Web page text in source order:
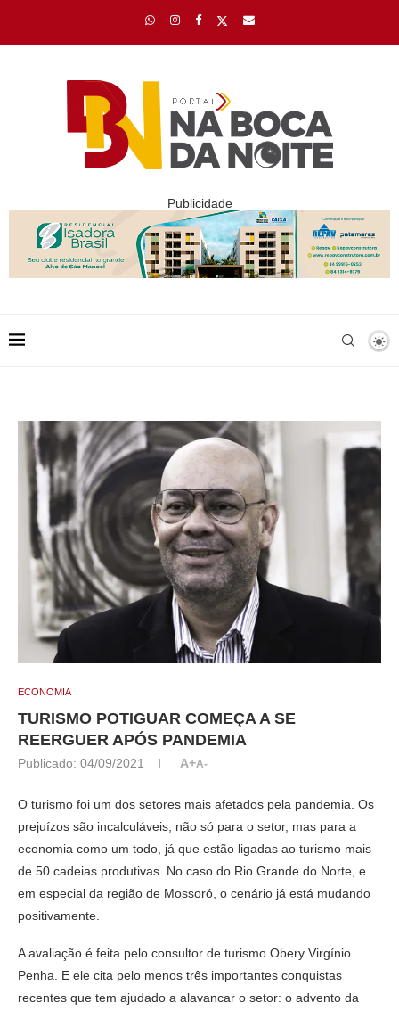
Publicidade
ECONOMIA
TURISMO POTIGUAR COMEÇA A SE
REERGUER APÓS PANDEMIA
Publicado: 04/09/2021 A+A-
O turismo foi um dos setores mais afetados pela pandemia. Os
prejuízos são incalculáveis, não só para o setor, mas para a
economia como um todo, já que estão ligadas ao turismo mais
de 50 cadeias produtivas. No caso do Rio Grande do Norte, e
em especial da região de Mossoró, o cenário já está mudando
positivamente.
A avaliação é feita pelo consultor de turismo Obery Virgínio
Penha. E ele cita pelo menos três importantes conquistas
recentes que tem ajudado a alavancar o setor: o advento da